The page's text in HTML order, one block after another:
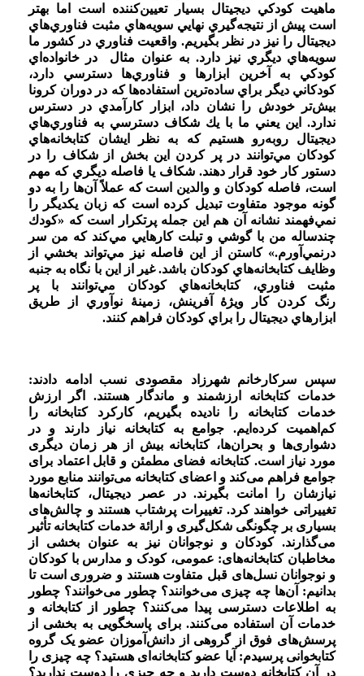
ماهيت كودكي ديجيتال بسيار تعيين‌كننده است اما بهتر
است پيش از نتيجه‌گيري نهايي سويه‌هاي مثبت فناوري‌هاي
ديجيتال را نيز در نظر بگيريم. واقعيت فناوري در كشور ما
سويه‌هاي ديگري نيز دارد. به عنوان مثال در خانواده‌اي
كودكي به آخرين ابزارها و فناوري‌ها دسترسي دارد،
كودكاني ديگر براي ساده‌ترين استفاده‌ها كه در دوران كرونا
بيش‌تر خودش را نشان داد، ابزار كارآمدي در دسترس
ندارد. اين يعني ما با يك شكاف دسترسي به فناوري‌هاي
ديجيتال روبه‌رو هستيم كه به نظر ایشان كتابخانه‌هاي
كودكان مي‌توانند در پر كردن اين بخش از شكاف را در
دستور كار خود قرار دهند. شكاف يا فاصله ديگري كه مهم
است، فاصله كودكان و والدين است كه عملاً آن‌ها را به دو
گونه موجود متفاوت تبديل كرده است كه زبان يكديگر را
نمي‌فهمند نشانه آن هم اين جمله پرتکرار است كه «كودك
چندساله من با گوشي و تبلت كارهايي مي‌كند كه من سر
درنمي‌آورم.» كاستن از اين فاصله نيز مي‌تواند بخشي از
وظايف كتابخانه‌هاي كودكان باشد. غیر از این با نگاه به جنبه
مثبت فناوري، كتابخانه‌هاي كودكان مي‌توانند با پر
رنگ کردن كار ويژۀ آفرينش، زمينۀ نوآوري از طريق
ابزارهاي ديجيتال را براي كودكان فراهم كنند.
سپس سرکار خانم شهرزاد مقصودی نسب
ادامه دادند:
خدمات کتابخانه ارزشمند و ماندگار هستند. اگر ارزش
خدمات کتابخانه را نادیده بگیریم، کارکرد کتابخانه را
کم‌اهمیت کرده‌ایم. جوامع به کتابخانه نیاز دارند و در
دشواری‌ها و بحران‌ها، کتابخانه بیش از هر زمان دیگری
مورد نیاز است. کتابخانه فضای مطمئن و قابل اعتماد برای
جوامع فراهم می‌کند و اعضای کتابخانه می‌توانند منابع مورد
نیازشان را امانت بگیرند. در عصر دیجیتال، کتابخانه‌ها
تغییراتی خواهند کرد. تغییرات پرشتاب هستند و چالش‌های
بسیاری بر چگونگی شکل‌گیری و ارائة خدمات کتابخانه تأثیر
می‌گذارند. کودکان و نوجوانان نیز به عنوان بخشی از
مخاطبان کتابخانه‌های: عمومی، کودک و مدارس با کودکان
و نوجوانان نسل‌های قبل متفاوت هستند و ضروری است تا
بدانیم: آن‌ها چه چیزی می‌خوانند؟ چطور می‌خوانند؟ چطور
به اطلاعات دسترسی پیدا می‌کنند؟ چطور از کتابخانه و
خدمات آن استفاده می‌کنند. برای پاسخگویی به بخشی از
پرسش‌های فوق از گروهی از دانش‌آموزان عضو یک گروه
کتابخوانی پرسیدم: آیا عضو کتابخانه‌ای هستید؟ چه چیزی را
در آن کتابخانه دوست دارید و چه چیزی را دوست ندارید؟